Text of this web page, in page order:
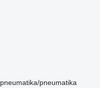
pneumatika/pneumatika